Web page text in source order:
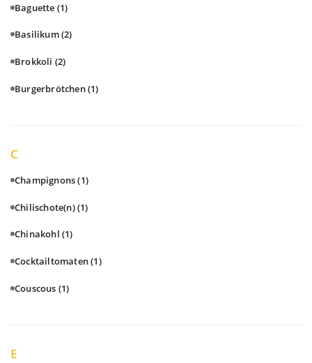
Baguette (1)
Basilikum(2)
Brokkoli (2)
Burgerbrötchen(1)
C
Champignons(1)
Chilischote(n)(1)
Chinakohl (1)
Cocktailtomaten(1)
Couscous (1)
E